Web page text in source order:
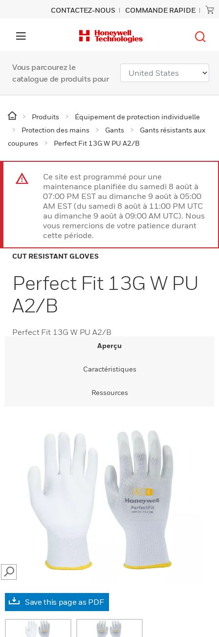
CONTACTEZ-NOUS COMMANDE RAPIDE
Vous parcourez le
catalogue de produits pour
Produits
Équipement de protection individuelle
Protection des mains
Gants
Gants résistants aux
coupures
Perfect Fit 13G W PU A2/B
Ce site est programmé pour une
maintenance planifiée du samedi 8 août à
07:00 PM EST au dimanche 9 août à 05:00
AM EST (du samedi 8 août à 11:00 PM UTC
au dimanche 9 août à 09:00 AM UTC). Nous
vous remercions de votre patience durant
cette période.
CUT RESISTANT GLOVES
Perfect Fit 13G W PU
A2/B
Perfect Fit 13G W PU A2/B
Aperçu
Caractéristiques
Ressources
SEARCH
Save this page as PDF